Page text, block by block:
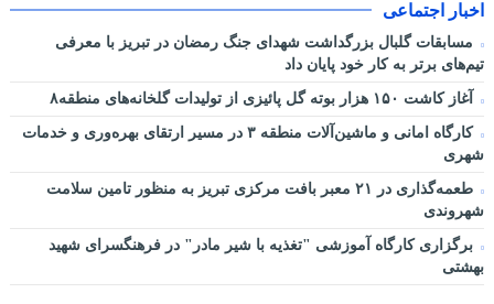
اخبار اجتماعی
مسابقات گلبال بزرگداشت شهدای جنگ رمضان در تبریز با معرفی
تیم‌های برتر به کار خود پایان داد
آغاز کاشت ۱۵۰ هزار بوته گل پائیزی از تولیدات گلخانه‌های منطقه۸
کارگاه امانی و ماشین‌آلات منطقه ۳ در مسیر ارتقای بهره‌وری و خدمات
شهری
طعمه‌گذاری در ۲۱ معبر بافت مرکزی تبریز به منظور تامین سلامت
شهروندی
برگزاری کارگاه آموزشی "تغذیه با شیر مادر" در فرهنگسرای شهید
بهشتی